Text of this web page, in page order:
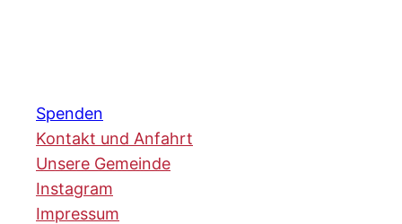
Spenden
Kontakt und Anfahrt
Unsere Gemeinde
Instagram
Impressum